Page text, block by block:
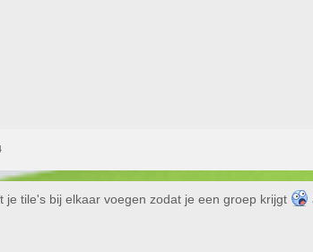
je tile's bij elkaar voegen zodat je een groep krijgt